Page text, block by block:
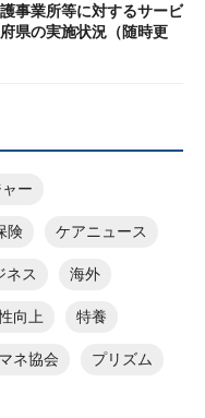
事業所等に対するサービ
県の実施状況（随時更
ー
険 ケアニュース
ネス 海外
向上 特養
ネ協会 プリズム